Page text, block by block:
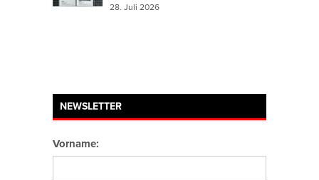
28. Juli 2026
NEWSLETTER
Vorname: